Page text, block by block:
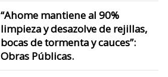
“Ahome mantiene al 90%
limpieza y desazolve de rejillas,
bocas de tormenta y cauces”:
Obras Públicas.